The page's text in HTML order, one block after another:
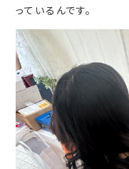
っているんです。